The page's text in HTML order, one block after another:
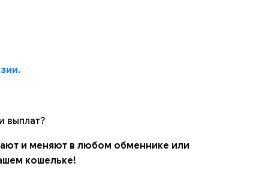
выплат?
и меняют в любом обменнике или
кошельке!